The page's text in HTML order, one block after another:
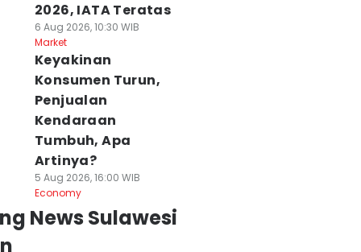
2026, IATA Teratas
6 Aug 2026, 10:30 WIB
Market
Keyakinan
Konsumen Turun,
Penjualan
Kendaraan
Tumbuh, Apa
Artinya?
5 Aug 2026, 16:00 WIB
Economy
News Sulawesi